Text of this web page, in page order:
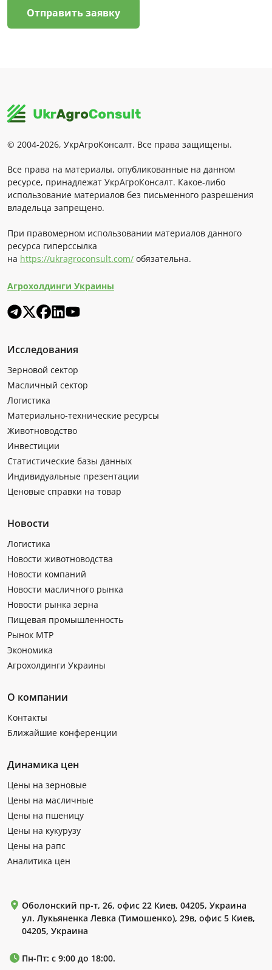
Отправить заявку
© 2004-2026, УкрАгроКонсалт. Все права защищены.
Все права на материалы, опубликованные на данном
ресурсе, принадлежат УкрАгроКонсалт. Какое-либо
использование материалов без письменного разрешения
владельца запрещено.
При правомерном использовании материалов данного
ресурса гиперссылка
на https://ukragroconsult.com/ обязательна.
Агрохолдинги Украины
Исследования
Зерновой сектор
Масличный сектор
Логистика
Материально-технические ресурсы
Животноводство
Инвестиции
Статистические базы данных
Индивидуальные презентации
Ценовые справки на товар
Новости
Логистика
Новости животноводства
Новости компаний
Новости масличного рынка
Новости рынка зерна
Пищевая промышленность
Рынок МТР
Экономика
Агрохолдинги Украины
О компании
Контакты
Ближайшие конференции
Динамика цен
Цены на зерновые
Цены на масличные
Цены на пшеницу
Цены на кукурузу
Цены на рапс
Аналитика цен
Оболонский пр-т, 26, офис 22 Киев, 04205, Украина
ул. Лукьяненка Левка (Тимошенко), 29в, офис 5 Киев,
04205, Украина
Пн-Пт: с 9:00 до 18:00.